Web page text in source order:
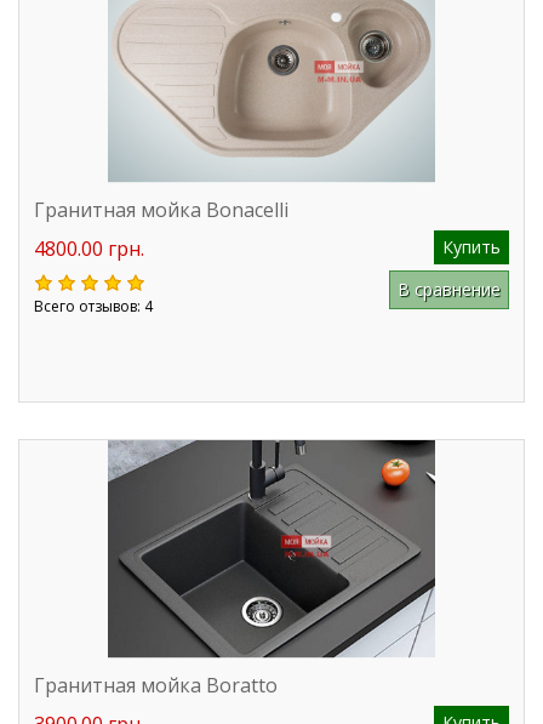
Гранитная мойка Bonacelli
4800.00 грн.
Купить
Всего отзывов: 4
В сравнение
Гранитная мойка Boratto